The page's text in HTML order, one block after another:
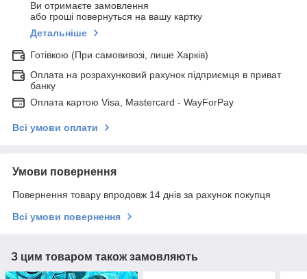
Ви отримаєте замовлення
або гроші повернуться на вашу картку
Детальніше
Готівкою (При самовивозі, лише Харків)
Оплата на розрахунковий рахунок підприємця в приват
банку
Оплата картою Visa, Mastercard - WayForPay
Всі умови оплати
Умови повернення
Повернення товару впродовж 14 днів за рахунок покупця
Всі умови повернення
З цим товаром також замовляють